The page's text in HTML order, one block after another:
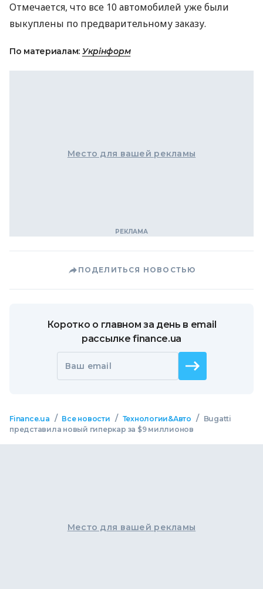
Отмечается, что все 10 автомобилей уже были
выкуплены по предварительному заказу.
По материалам: Укрінформ
Место для вашей рекламы
ПОДЕЛИТЬСЯ НОВОСТЬЮ
Коротко о главном за день в email
рассылке finance.ua
Ваш email
Finance.ua / Все новости / Технологии&Авто /
Bugatti
представила новый гиперкар за $9 миллионов
Место для вашей рекламы